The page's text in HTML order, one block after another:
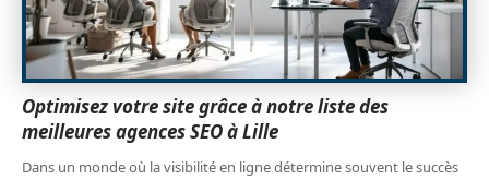
Optimisez votre site grâce à notre liste des
meilleures agences SEO à Lille
Dans un monde où la visibilité en ligne détermine souvent le succès